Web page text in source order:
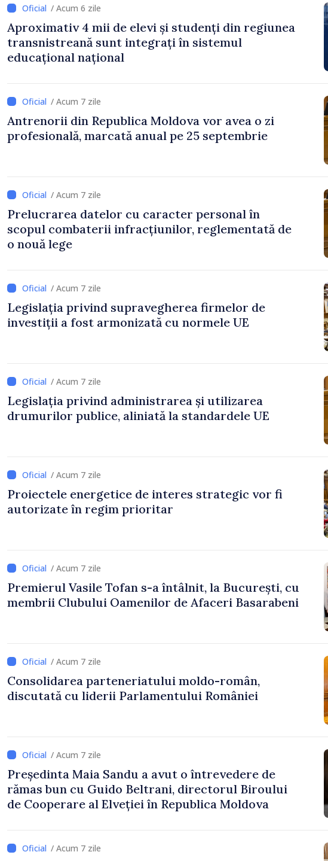
/ Acum 6 zile
Aproximativ 4 mii de elevi și studenți din regiunea
transnistreană sunt integrați în sistemul
educațional național
/ Acum 7 zile
Antrenorii din Republica Moldova vor avea o zi
profesională, marcată anual pe 25 septembrie
/ Acum 7 zile
Prelucrarea datelor cu caracter personal în
scopul combaterii infracțiunilor, reglementată de
o nouă lege
/ Acum 7 zile
Legislația privind supravegherea firmelor de
investiții a fost armonizată cu normele UE
/ Acum 7 zile
Legislația privind administrarea și utilizarea
drumurilor publice, aliniată la standardele UE
/ Acum 7 zile
Proiectele energetice de interes strategic vor fi
autorizate în regim prioritar
/ Acum 7 zile
Premierul Vasile Tofan s-a întâlnit, la București, cu
membrii Clubului Oamenilor de Afaceri Basarabeni
/ Acum 7 zile
Consolidarea parteneriatului moldo-român,
discutată cu liderii Parlamentului României
/ Acum 7 zile
Președinta Maia Sandu a avut o întrevedere de
rămas bun cu Guido Beltrani, directorul Biroului
de Cooperare al Elveției în Republica Moldova
/ Acum 7 zile